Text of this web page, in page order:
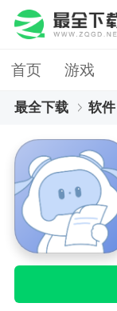
首页 游戏
最全下载 软件